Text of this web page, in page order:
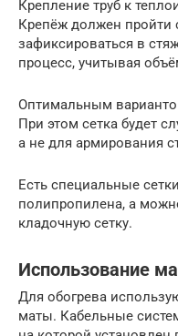
Крепление труб к
Крепёж должен пройти
зафиксироваться в
процесс, учитывая
Оптимальным
При этом сетка будет
а не для армирования
Есть специальные
полипропилена, а
кладочную сетку.
Использование
Для обогрева
маты. Кабельные